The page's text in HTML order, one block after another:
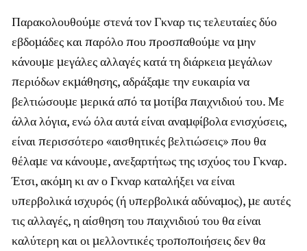
Παρακολουθούμε στενά τον Γκναρ τις τελευταίες δύο
εβδομάδες και παρόλο που προσπαθούμε να μην
κάνουμε μεγάλες αλλαγές κατά τη διάρκεια μεγάλων
περιόδων εκμάθησης, αδράξαμε την ευκαιρία να
βελτιώσουμε μερικά από τα μοτίβα παιχνιδιού του. Με
άλλα λόγια, ενώ όλα αυτά είναι αναμφίβολα ενισχύσεις,
είναι περισσότερο «αισθητικές βελτιώσεις» που θα
θέλαμε να κάνουμε, ανεξαρτήτως της ισχύος του Γκναρ.
Έτσι, ακόμη κι αν ο Γκναρ καταλήξει να είναι
υπερβολικά ισχυρός (ή υπερβολικά αδύναμος), με αυτές
τις αλλαγές, η αίσθηση του παιχνιδιού του θα είναι
καλύτερη και οι μελλοντικές τροποποιήσεις δεν θα